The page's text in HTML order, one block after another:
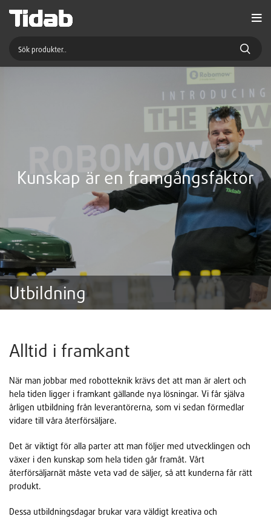
Kunskap är en framgångsfaktor
Utbildning
Alltid i framkant
När man jobbar med robotteknik krävs det att man är alert och
hela tiden ligger i framkant gällande nya lösningar. Vi får själva
årligen utbildning från leverantörerna, som vi sedan förmedlar
vidare till våra återförsäljare.
Det är viktigt för alla parter att man följer med utvecklingen och
växer i den kunskap som hela tiden går framåt. Vårt
återförsäljarnät måste veta vad de säljer, så att kunderna får rätt
produkt.
Dessa utbildningsdagar brukar vara väldigt kreativa och